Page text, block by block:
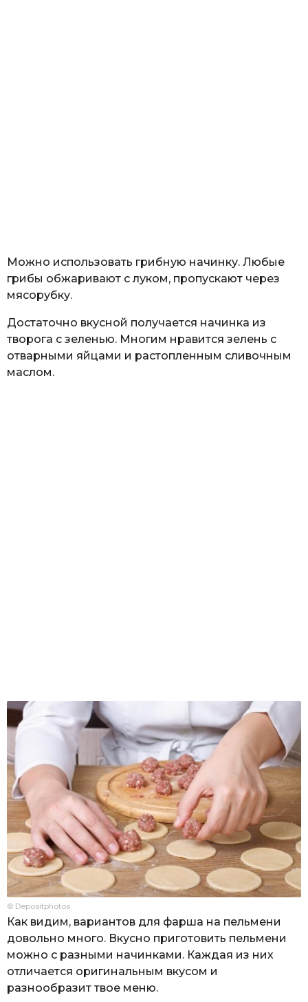
Можно использовать грибную начинку. Любые
грибы обжаривают с луком, пропускают через
мясорубку.
Достаточно вкусной получается начинка из
творога с зеленью. Многим нравится зелень с
отварными яйцами и растопленным сливочным
маслом.
© Depositphotos
Как видим, вариантов для фарша на пельмени
довольно много. Вкусно приготовить пельмени
можно с разными начинками. Каждая из них
отличается оригинальным вкусом и
разнообразит твое меню.